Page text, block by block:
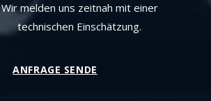
Wir melden uns zeitnah mit einer
technischen Einschätzung.
ANFRAGE SENDE